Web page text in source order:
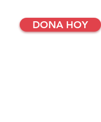
DONA HOY